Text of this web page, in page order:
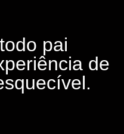
pai
de